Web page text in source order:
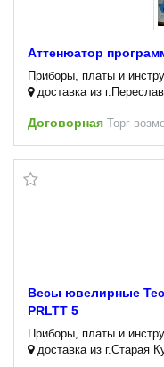
Аттенюатор
Приборы, платы и
доставка из
Договорная Торг
Весы ювелирные
PRLTT 5
Приборы, платы и
доставка из г.Старая